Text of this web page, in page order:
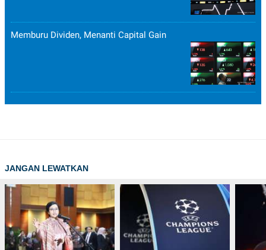
Memburu Dividen, Menanti Capital Gain
JANGAN LEWATKAN